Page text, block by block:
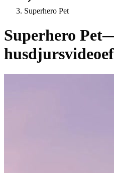
Superhero Pet
Superhero Pet